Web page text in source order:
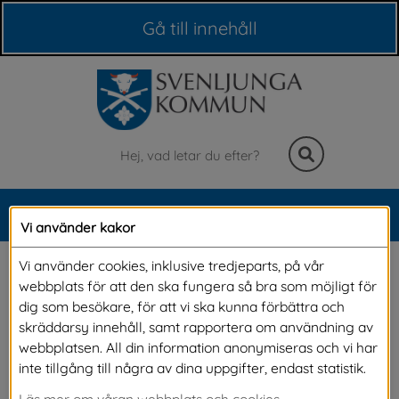
Gå till innehåll
Sök
Meny
Pergola
En pergola kräver oftast inte bygglov
Pergolan ska ha en gles konstruktion som bärs upp i
Vi använder kakor
Vi använder cookies, inklusive tredjeparts, på vår
webbplats för att den ska fungera så bra som möjligt för
dig som besökare, för att vi ska kunna förbättra och
skräddarsy innehåll, samt rapportera om användning av
webbplatsen. All din information anonymiseras och vi har
inte tillgång till några av dina uppgifter, endast statistik.